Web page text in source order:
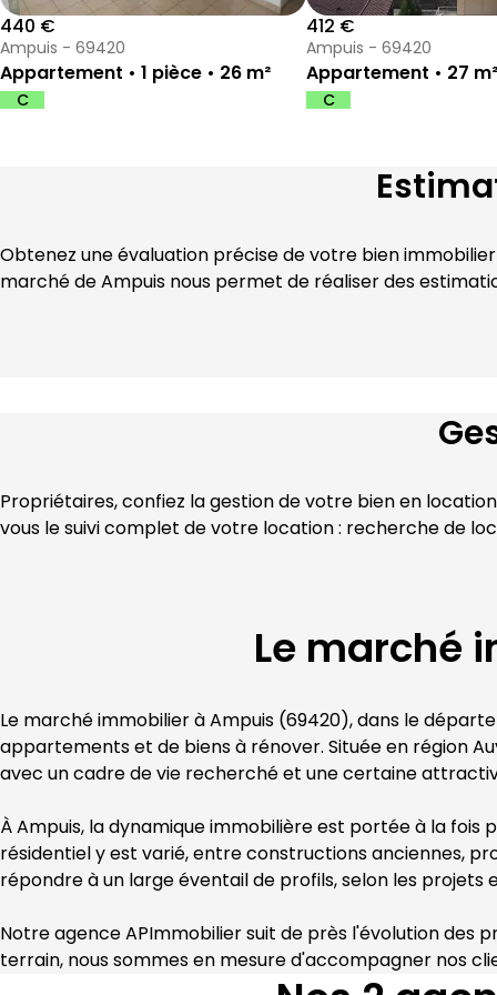
440 €
Ampuis - 69420
Appartement • 1 pièce • 26 m²
DPE :
C
412 €
Ampuis - 69420
Appartement • 27 m²
DPE :
C
Obtenez une évaluation précise de votre bien
marché de Ampuis nous permet de réaliser des
Propriétaires, confiez la gestion de votre bien en
vous le suivi complet de votre location : recherche de
Le marché
Le marché immobilier à Ampuis (69420), dans le
appartements et de biens à rénover. Située en région
avec un cadre de vie recherché et une certaine
À Ampuis, la dynamique immobilière est portée à la fois
résidentiel y est varié, entre constructions anciennes,
répondre à un large éventail de profils, selon les projets
Notre agence APImmobilier suit de près l'évolution des
terrain, nous sommes en mesure d'accompagner nos